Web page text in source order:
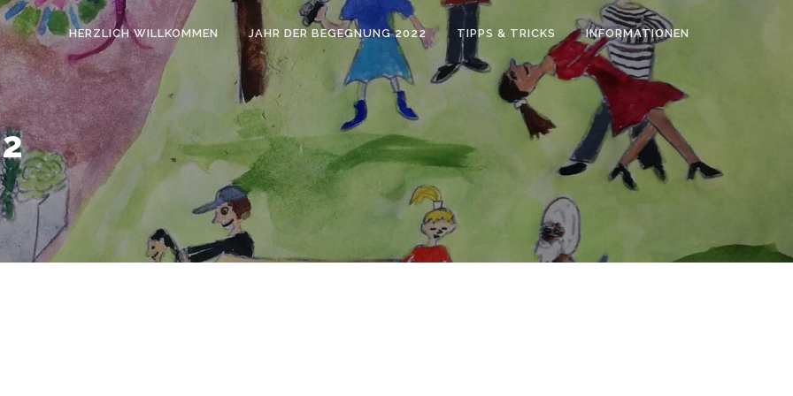
HERZLICH WILLKOMMEN JAHR DER BEGEGNUNG 2022 TIPPS & TRICKS INFORMATIONEN